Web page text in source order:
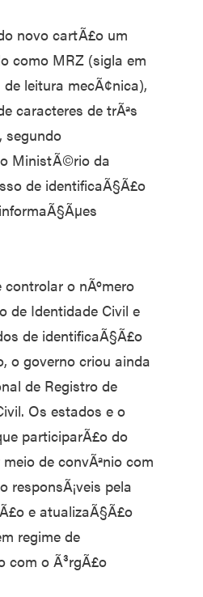
novo cartÃ£o um
como MRZ (sigla em
de leitura mecÃ¢nica),
caracteres de trÃªs
segundo
MinistÃ©rio da
de identificaÃ§Ã£o
controlar o nÃºmero
de Identidade Civil e
de identificaÃ§Ã£o
o governo criou ainda
de Registro de
Os estados e o
participarÃ£o do
de convÃªnio com
responsÃ¡veis pela
e atualizaÃ§Ã£o
regime de
com o Ã³rgÃ£o